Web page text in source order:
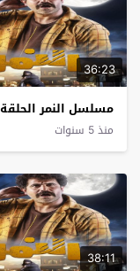
36:23
مسلسل النمر الحلقة 27
منذ 5 سنوات
38:11